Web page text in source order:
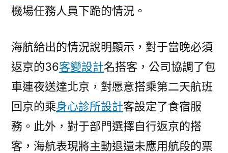
機場任務人員下跪的情況。
海航給出的情況說明顯示，對于當晚必須
返京的36客變設計名搭客，公司協調了包
車連夜送達北京，對愿意搭乘第二天航班
回京的乘身心診所設計客設定了食宿服
務。此外，對于部門選擇自行返京的搭
客，海航表現將主動退還未應用航段的票